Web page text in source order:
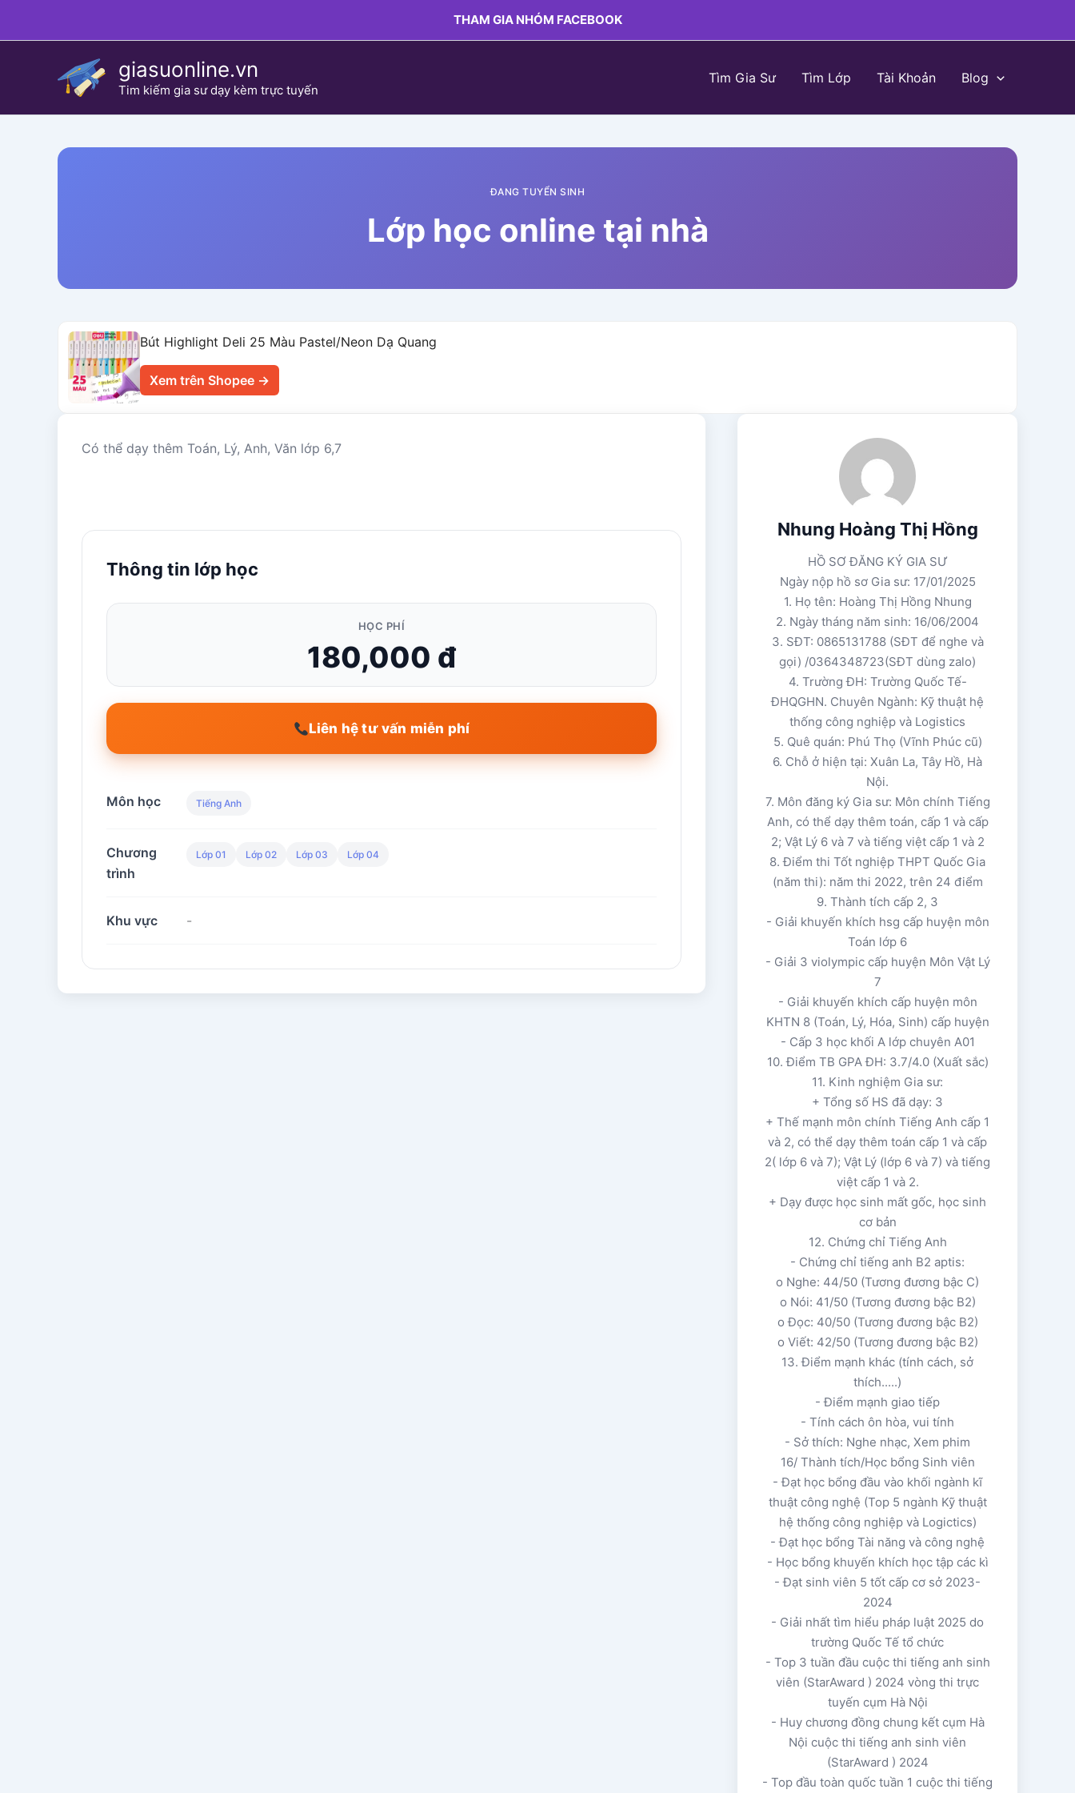
THAM GIA NHÓM FACEBOOK
giasuonline.vn
Tim kiếm gia sư dạy kèm trực tuyến
Tìm Gia Sư Tìm Lớp Tài Khoản Blog
ĐANG TUYỂN SINH
Lớp học online tại nhà
Bút Highlight Deli 25 Màu Pastel/Neon Dạ Quang
Xem trên Shopee →
Có thể dạy thêm Toán, Lý, Anh, Văn lớp 6,7
Thông tin lớp học
HỌC PHÍ
180,000 đ
Liên hệ tư vấn miễn phí
Môn học Tiếng Anh
Chương
trình
Lớp 01 Lớp 02 Lớp 03 Lớp 04
Khu vực -
Nhung Hoàng Thị Hồng
HỒ SƠ ĐĂNG KÝ GIA SƯ
Ngày nộp hồ sơ Gia sư: 17/01/2025
1. Họ tên: Hoàng Thị Hồng Nhung
2. Ngày tháng năm sinh: 16/06/2004
3. SĐT: 0865131788 (SĐT để nghe và
gọi) /0364348723(SĐT dùng zalo)
4. Trường ĐH: Trường Quốc Tế-
ĐHQGHN. Chuyên Ngành: Kỹ thuật hệ
thống công nghiệp và Logistics
5. Quê quán: Phú Thọ (Vĩnh Phúc cũ)
6. Chỗ ở hiện tại: Xuân La, Tây Hồ, Hà
Nội.
7. Môn đăng ký Gia sư: Môn chính Tiếng
Anh, có thể dạy thêm toán, cấp 1 và cấp
2; Vật Lý 6 và 7 và tiếng việt cấp 1 và 2
8. Điểm thi Tốt nghiệp THPT Quốc Gia
(năm thi): năm thi 2022, trên 24 điểm
9. Thành tích cấp 2, 3
- Giải khuyến khích hsg cấp huyện môn
Toán lớp 6
- Giải 3 violympic cấp huyện Môn Vật Lý
7
- Giải khuyến khích cấp huyện môn
KHTN 8 (Toán, Lý, Hóa, Sinh) cấp huyện
- Cấp 3 học khối A lớp chuyên A01
10. Điểm TB GPA ĐH: 3.7/4.0 (Xuất sắc)
11. Kinh nghiệm Gia sư:
+ Tổng số HS đã dạy: 3
+ Thế mạnh môn chính Tiếng Anh cấp 1
và 2, có thể dạy thêm toán cấp 1 và cấp
2( lớp 6 và 7); Vật Lý (lớp 6 và 7) và tiếng
việt cấp 1 và 2.
+ Dạy được học sinh mất gốc, học sinh
cơ bản
12. Chứng chỉ Tiếng Anh
- Chứng chỉ tiếng anh B2 aptis:
o Nghe: 44/50 (Tương đương bậc C)
o Nói: 41/50 (Tương đương bậc B2)
o Đọc: 40/50 (Tương đương bậc B2)
o Viết: 42/50 (Tương đương bậc B2)
13. Điểm mạnh khác (tính cách, sở
thích.....)
- Điểm mạnh giao tiếp
- Tính cách ôn hòa, vui tính
- Sở thích: Nghe nhạc, Xem phim
16/ Thành tích/Học bổng Sinh viên
- Đạt học bổng đầu vào khối ngành kĩ
thuật công nghệ (Top 5 ngành Kỹ thuật
hệ thống công nghiệp và Logictics)
- Đạt học bổng Tài năng và công nghệ
- Học bổng khuyến khích học tập các kì
- Đạt sinh viên 5 tốt cấp cơ sở 2023-
2024
- Giải nhất tìm hiểu pháp luật 2025 do
trường Quốc Tế tổ chức
- Top 3 tuần đầu cuộc thi tiếng anh sinh
viên (StarAward ) 2024 vòng thi trực
tuyến cụm Hà Nội
- Huy chương đồng chung kết cụm Hà
Nội cuộc thi tiếng anh sinh viên
(StarAward ) 2024
- Top đầu toàn quốc tuần 1 cuộc thi tiếng